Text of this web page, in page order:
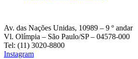
Av. das Nações Unidas, 10989 – 9 º andar
Vl. Olímpia – São Paulo/SP – 04578-000
Tel: (11) 3020-8800
Instagram